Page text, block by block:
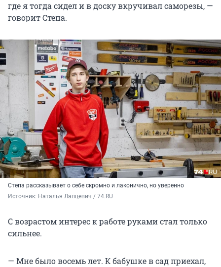
где я тогда сидел и в доску вкручивал саморезы, —
говорит Степа.
Степа рассказывает о себе скромно и лаконично, но уверенно
Источник: Наталья Лапцевич / 74.RU
С возрастом интерес к работе руками стал только
сильнее.
— Мне было восемь лет. К бабушке в сад приехал,